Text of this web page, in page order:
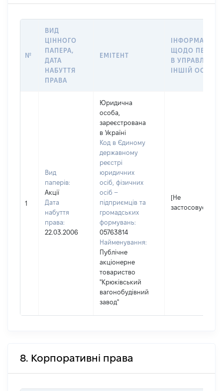
№
ВИД
ЦІННОГО
ПАПЕРА,
ДАТА
НАБУТТЯ
ПРАВА
ЕМІТЕНТ
ІНФОРМАЦІЯ
ЩОДО
В УПРАВЛІННЯ
ІНШІЙ ОСОБІ
1
Вид
паперів:
Акції
Дата
набуття
права:
22.03.2006
Юридична
особа,
зареєстрована
в Україні
Код в Єдиному
державному
реєстрі
юридичних
осіб, фізичних
осіб –
підприємців та
громадських
формувань:
05763814
Найменування:
Публічне
акціонерне
товариство
"Крюківський
вагонобудівний
завод"
[Не
застосовується]
8. Корпоративні права